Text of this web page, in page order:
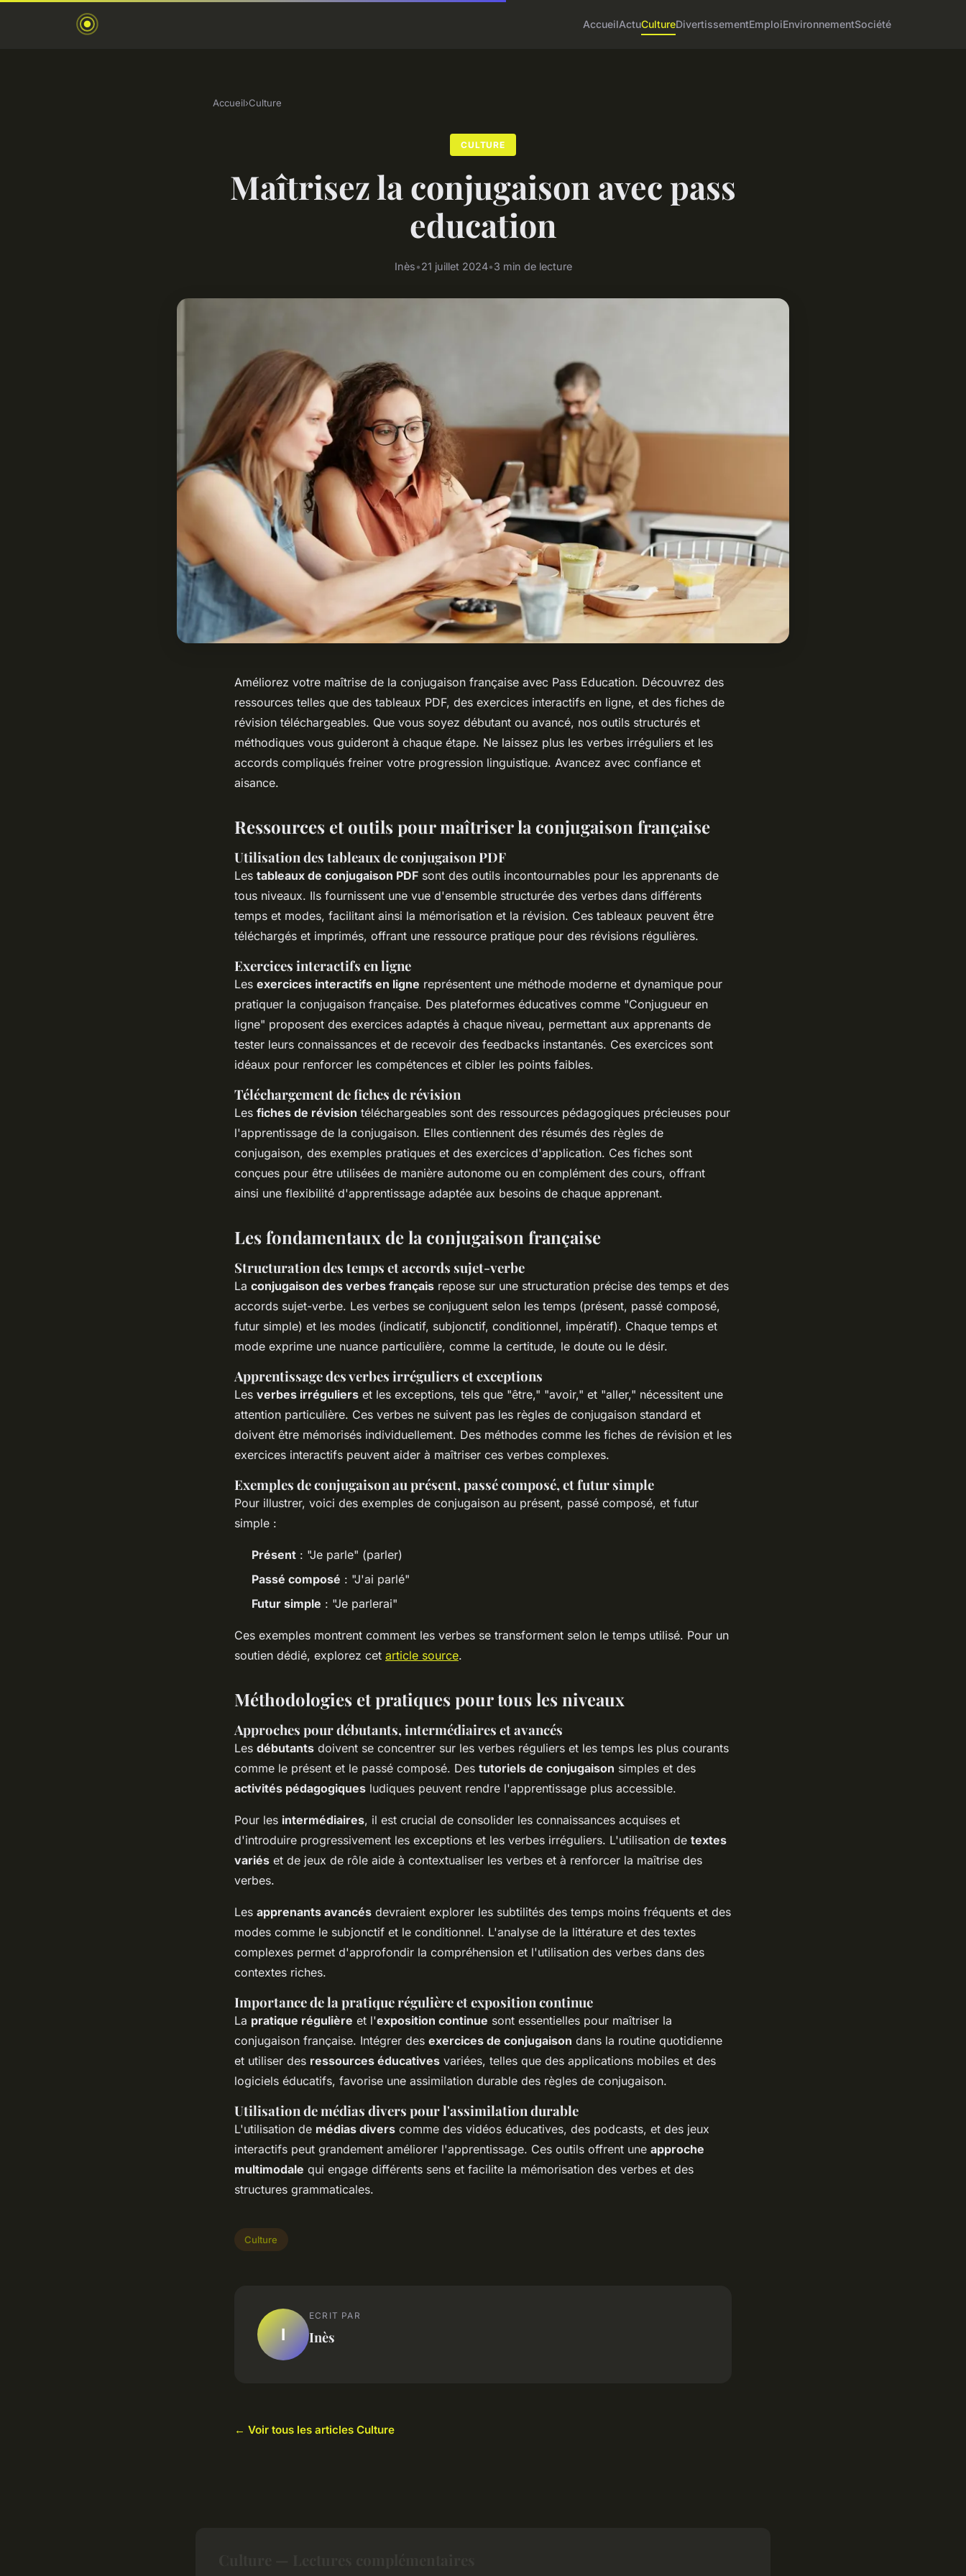
AccueilActuCultureDivertissementEmploiEnvironnementSociété
Accueil›Culture
CULTURE
Maîtrisez la conjugaison avec pass
education
Inès•21 juillet 2024•3 min de lecture
Améliorez votre maîtrise de la conjugaison française avec Pass Education. Découvrez des
ressources telles que des tableaux PDF, des exercices interactifs en ligne, et des fiches de
révision téléchargeables. Que vous soyez débutant ou avancé, nos outils structurés et
méthodiques vous guideront à chaque étape. Ne laissez plus les verbes irréguliers et les
accords compliqués freiner votre progression linguistique. Avancez avec confiance et
aisance.
Ressources et outils pour maîtriser la conjugaison française
Utilisation des tableaux de conjugaison PDF
Les tableaux de conjugaison PDF sont des outils incontournables pour les apprenants de
tous niveaux. Ils fournissent une vue d'ensemble structurée des verbes dans différents
temps et modes, facilitant ainsi la mémorisation et la révision. Ces tableaux peuvent être
téléchargés et imprimés, offrant une ressource pratique pour des révisions régulières.
Exercices interactifs en ligne
Les exercices interactifs en ligne représentent une méthode moderne et dynamique pour
pratiquer la conjugaison française. Des plateformes éducatives comme "Conjugueur en
ligne" proposent des exercices adaptés à chaque niveau, permettant aux apprenants de
tester leurs connaissances et de recevoir des feedbacks instantanés. Ces exercices sont
idéaux pour renforcer les compétences et cibler les points faibles.
Téléchargement de fiches de révision
Les fiches de révision téléchargeables sont des ressources pédagogiques précieuses pour
l'apprentissage de la conjugaison. Elles contiennent des résumés des règles de
conjugaison, des exemples pratiques et des exercices d'application. Ces fiches sont
conçues pour être utilisées de manière autonome ou en complément des cours, offrant
ainsi une flexibilité d'apprentissage adaptée aux besoins de chaque apprenant.
Les fondamentaux de la conjugaison française
Structuration des temps et accords sujet-verbe
La conjugaison des verbes français repose sur une structuration précise des temps et des
accords sujet-verbe. Les verbes se conjuguent selon les temps (présent, passé composé,
futur simple) et les modes (indicatif, subjonctif, conditionnel, impératif). Chaque temps et
mode exprime une nuance particulière, comme la certitude, le doute ou le désir.
Apprentissage des verbes irréguliers et exceptions
Les verbes irréguliers et les exceptions, tels que "être," "avoir," et "aller," nécessitent une
attention particulière. Ces verbes ne suivent pas les règles de conjugaison standard et
doivent être mémorisés individuellement. Des méthodes comme les fiches de révision et les
exercices interactifs peuvent aider à maîtriser ces verbes complexes.
Exemples de conjugaison au présent, passé composé, et futur simple
Pour illustrer, voici des exemples de conjugaison au présent, passé composé, et futur
simple :
Présent : "Je parle" (parler)
Passé composé : "J'ai parlé"
Futur simple : "Je parlerai"
Ces exemples montrent comment les verbes se transforment selon le temps utilisé. Pour un
soutien dédié, explorez cet article source.
Méthodologies et pratiques pour tous les niveaux
Approches pour débutants, intermédiaires et avancés
Les débutants doivent se concentrer sur les verbes réguliers et les temps les plus courants
comme le présent et le passé composé. Des tutoriels de conjugaison simples et des
activités pédagogiques ludiques peuvent rendre l'apprentissage plus accessible.
Pour les intermédiaires, il est crucial de consolider les connaissances acquises et
d'introduire progressivement les exceptions et les verbes irréguliers. L'utilisation de textes
variés et de jeux de rôle aide à contextualiser les verbes et à renforcer la maîtrise des
verbes.
Les apprenants avancés devraient explorer les subtilités des temps moins fréquents et des
modes comme le subjonctif et le conditionnel. L'analyse de la littérature et des textes
complexes permet d'approfondir la compréhension et l'utilisation des verbes dans des
contextes riches.
Importance de la pratique régulière et exposition continue
La pratique régulière et l'exposition continue sont essentielles pour maîtriser la
conjugaison française. Intégrer des exercices de conjugaison dans la routine quotidienne
et utiliser des ressources éducatives variées, telles que des applications mobiles et des
logiciels éducatifs, favorise une assimilation durable des règles de conjugaison.
Utilisation de médias divers pour l'assimilation durable
L'utilisation de médias divers comme des vidéos éducatives, des podcasts, et des jeux
interactifs peut grandement améliorer l'apprentissage. Ces outils offrent une approche
multimodale qui engage différents sens et facilite la mémorisation des verbes et des
structures grammaticales.
Culture
I
ECRIT PAR
Inès
← Voir tous les articles Culture